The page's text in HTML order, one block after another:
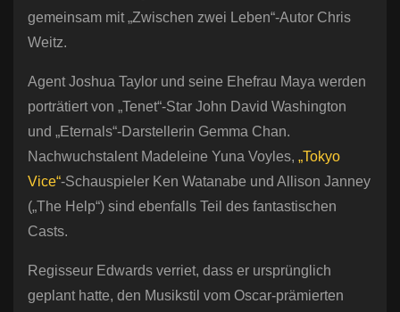
gemeinsam mit „Zwischen zwei Leben“-Autor Chris
Weitz.
Agent Joshua Taylor und seine Ehefrau Maya werden
porträtiert von „Tenet“-Star John David Washington
und „Eternals“-Darstellerin Gemma Chan.
Nachwuchstalent Madeleine Yuna Voyles, „Tokyo
Vice“-Schauspieler Ken Watanabe und Allison Janney
(„The Help“) sind ebenfalls Teil des fantastischen
Casts.
Regisseur Edwards verriet, dass er ursprünglich
geplant hatte, den Musikstil vom Oscar-prämierten